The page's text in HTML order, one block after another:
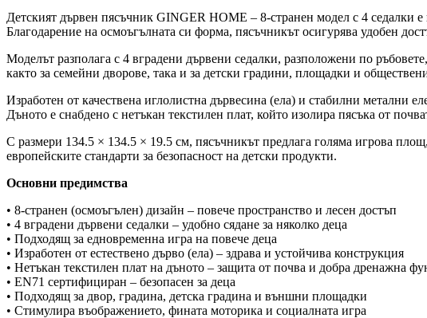
Детският дървен пясъчник GINGER HOME – 8-странен модел с 4 седалки е
Благодарение на осмоъгълната си форма, пясъчникът осигурява удобен
Моделът разполага с 4 вградени дървени седалки, разположени по
както за семейни дворове, така и за детски градини, площадки и
Изработен от качествена иглолистна дървесина (ела) и стабилни
Дъното е снабдено с нетъкан текстилен плат, който изолира пясъка от
С размери 134.5 × 134.5 × 19.5 см, пясъчникът предлага голяма игрова
европейските стандарти за безопасност на детски продукти.
Основни предимства
• 8-странен (осмоъгълен) дизайн – повече пространство и лесен достъп
• 4 вградени дървени седалки – удобно сядане за няколко деца
• Подходящ за едновременна игра на повече деца
• Изработен от естествено дърво (ела) – здрава и устойчива конструкция
• Нетъкан текстилен плат на дъното – защита от почва и добра дренажна
• EN71 сертифициран – безопасен за деца
• Подходящ за двор, градина, детска градина и външни площадки
• Стимулира въображението, фината моторика и социалната игра